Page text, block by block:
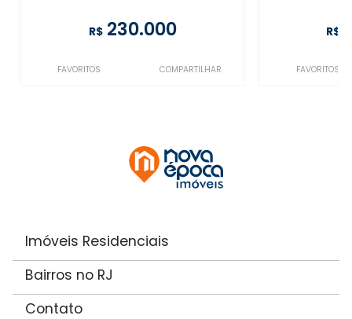
R$ 230.000
FAVORITOS COMPARTILHAR
R$
FAVORITOS
Imóveis Residenciais
Bairros no RJ
Contato